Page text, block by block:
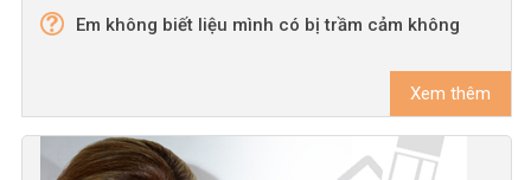
Em không biết liệu mình có bị trầm cảm không
Xem thêm